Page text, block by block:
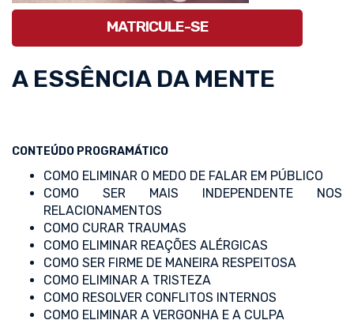
MATRICULE-SE
A ESSÊNCIA DA MENTE
CONTEÚDO PROGRAMÁTICO
COMO ELIMINAR O MEDO DE FALAR EM PÚBLICO
COMO SER MAIS INDEPENDENTE NOS
RELACIONAMENTOS
COMO CURAR TRAUMAS
COMO ELIMINAR REAÇÕES ALÉRGICAS
COMO SER FIRME DE MANEIRA RESPEITOSA
COMO ELIMINAR A TRISTEZA
COMO RESOLVER CONFLITOS INTERNOS
COMO ELIMINAR A VERGONHA E A CULPA